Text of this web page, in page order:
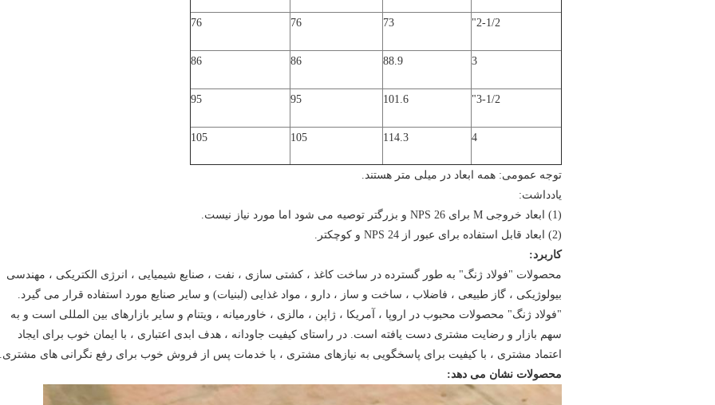
2-1/2
"
73
76
76
3
88.9
86
86
3-1/2
"
101.6
95
95
4
114.3
105
105
توجه عمومی: همه ابعاد در میلی متر هستند.
یادداشت:
(1) ابعاد خروجی M برای NPS 26 و بزرگتر توصیه می شود اما مورد نیاز نیست.
(2) ابعاد قابل استفاده برای عبور از NPS 24 و کوچکتر.
کاربرد:
محصولات "فولاد ژنگ" به طور گسترده در ساخت کاغذ ، کشتی سازی ، نفت ، صنایع شیمیایی ، انرژی الکتریکی ، مهندسی
بیولوژیکی ، گاز طبیعی ، فاضلاب ، ساخت و ساز ، دارو ، مواد غذایی (لبنیات) و سایر صنایع مورد استفاده قرار می گیرد.
"فولاد ژنگ" محصولات محبوب در اروپا ، آمریکا ، ژاپن ، مالزی ، خاورمیانه ، ویتنام و سایر بازارهای بین المللی است و به
سهم بازار و رضایت مشتری دست یافته است. در راستای کیفیت جاودانه ، هدف ابدی اعتباری ، با ایمان خوب برای ایجاد
اعتماد مشتری ، با کیفیت برای پاسخگویی به نیازهای مشتری ، با خدمات پس از فروش خوب برای رفع نگرانی های مشتری.
محصولات نشان می دهد: